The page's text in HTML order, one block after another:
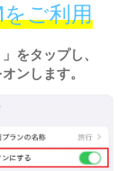
ご利用
をタップし、
ンします。